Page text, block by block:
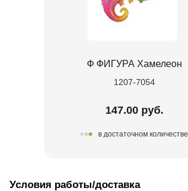
Ф ФИГУРА Хамелеон
1207-7054
147.00 руб.
в достаточном количестве
Условия работы/доставка